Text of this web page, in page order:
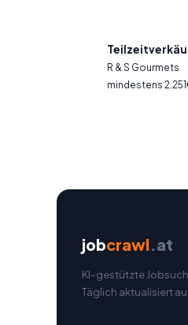
R & S Gourmets
mindestens
jobcrawl.at
KI-gestützte
Täglich aktualisiert